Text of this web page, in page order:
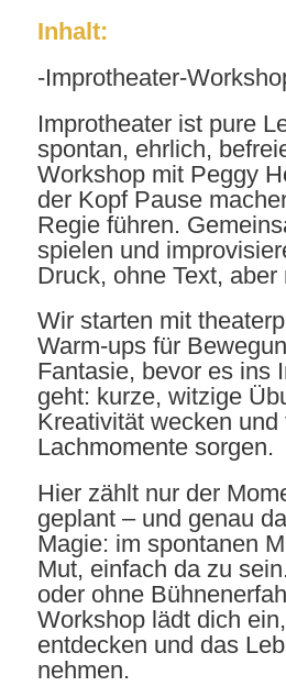
Inhalt:
-Improtheater-
Improtheater ist pure
spontan, ehrlich,
Workshop mit Peggy
der Kopf Pause
Regie führen.
spielen und
Druck, ohne Text, aber
Wir starten mit
Warm-ups für
Fantasie, bevor es ins
geht: kurze, witzige
Kreativität wecken und
Lachmomente sorgen.
Hier zählt nur der
geplant – und genau
Magie: im spontanen
Mut, einfach da zu
oder ohne
Workshop lädt dich
entdecken und das
nehmen.